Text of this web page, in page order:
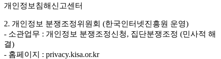
개인정보침해신고센터
2. 개인정보 분쟁조정위원회 (한국인터넷진흥원 운영)
- 소관업무 : 개인정보 분쟁조정신청, 집단분쟁조정 (민사적 해
결)
- 홈페이지 : privacy.kisa.or.kr